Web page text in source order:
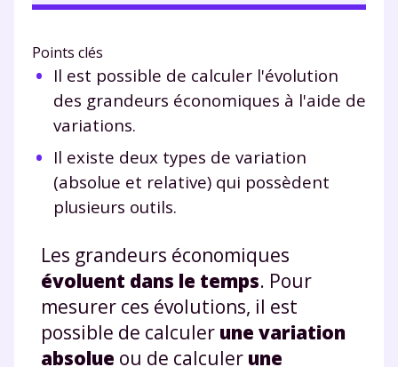
Points clés
Il est possible de calculer l'évolution
des grandeurs économiques à l'aide de
variations.
Il existe deux types de variation
(absolue et relative) qui possèdent
plusieurs outils.
Les grandeurs économiques
évoluent dans le temps. Pour
mesurer ces évolutions, il est
possible de calculer une variation
absolue ou de calculer une